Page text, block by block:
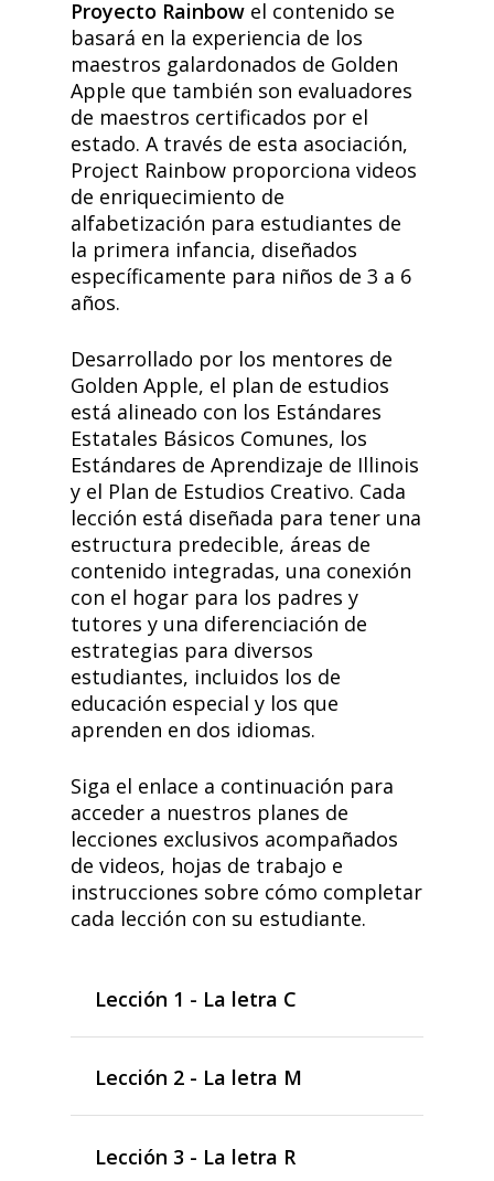
Proyecto Rainbow el contenido se
basará en la experiencia de los
maestros galardonados de Golden
Apple que también son evaluadores
de maestros certificados por el
estado. A través de esta asociación,
Project Rainbow proporciona videos
de enriquecimiento de
alfabetización para estudiantes de
la primera infancia, diseñados
específicamente para niños de 3 a 6
años.
Desarrollado por los mentores de
Golden Apple, el plan de estudios
está alineado con los Estándares
Estatales Básicos Comunes, los
Estándares de Aprendizaje de Illinois
y el Plan de Estudios Creativo. Cada
lección está diseñada para tener una
estructura predecible, áreas de
contenido integradas, una conexión
con el hogar para los padres y
tutores y una diferenciación de
estrategias para diversos
estudiantes, incluidos los de
educación especial y los que
aprenden en dos idiomas.
Siga el enlace a continuación para
acceder a nuestros planes de
lecciones exclusivos acompañados
de videos, hojas de trabajo e
instrucciones sobre cómo completar
cada lección con su estudiante.
Lección 1 - La letra C
Lección 2 - La letra M
Lección 3 - La letra R